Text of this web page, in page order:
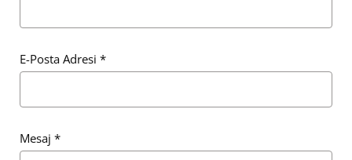
E-Posta Adresi *
Mesaj *